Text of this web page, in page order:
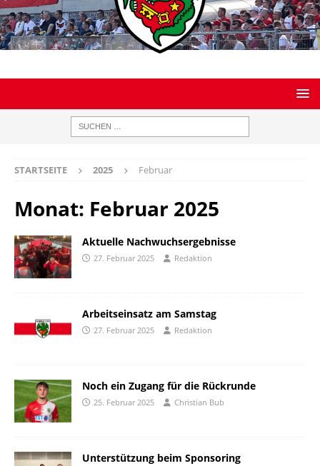
STARTSEITE 2025 Februar
Monat: Februar 2025
Aktuelle Nachwuchsergebnisse
27. Februar 2025 Redaktion
Arbeitseinsatz am Samstag
27. Februar 2025 Redaktion
Noch ein Zugang für die Rückrunde
25. Februar 2025 Christian Bub
Unterstützung beim Sponsoring